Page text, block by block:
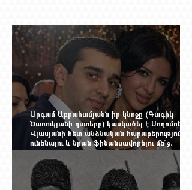
Արգամ Աբրահամյանն իր կնոջը (Գագիկ
Ծառուկյանի դստերը) կասկածել է Սողոմոն
Վլասյանի հետ անձնական հարաբերություններ
ունենալու և նրան ֆինանսավորելու մե՞ջ.
փորձում ենք հասկանալ այսօրվա
խառնիճաղանճ լրահոսը